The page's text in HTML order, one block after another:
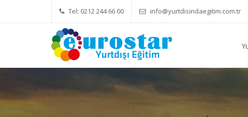
Tel: 0212 244 66 00 info@yurtdisindaegitim.com.tr
Yök Denkliği Önemli Eğitim Ücretleri